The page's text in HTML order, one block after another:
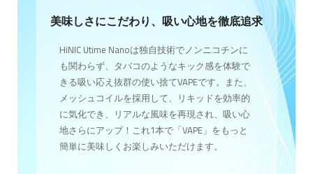
美味しさにこだわり、吸い心地を徹底追求
HiNIC Utime Nanoは独自技術でノンニコチンに
も関わらず、タバコのようなキック感を体験で
きる吸い応え抜群の使い捨てVAPEです。また、
メッシュコイルを採用して、リキッドを効率的
に気化でき、リアルな風味を再現され、吸い心
地さらにアップ！これ1本で「VAPE」をもっと
簡単に美味しくお楽しみいただけます。